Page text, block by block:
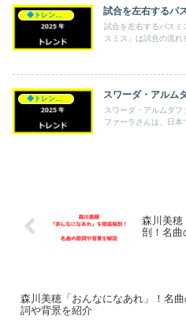
◆トレンド◆ 試合を左右するパ
試合を左右するパスミ
スミス」は試合の流れ
◆トレンド◆ スワーダ・アルム
スワーダ・アルムダ
ファーラさんは、日本
森川美穂
剖！名曲
森川美穂「おんなになあれ」！名曲
詞や背景を紹介